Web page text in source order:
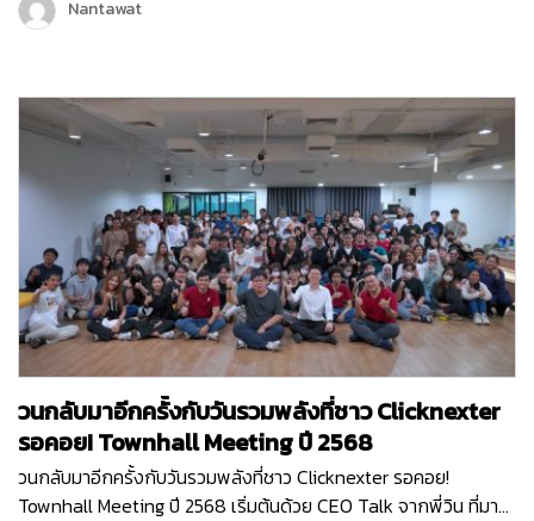
กิจกรรมมากมายทั้งช่วงกลางวันและกลางคืน เพื่อให้พนักงานได้
กระชับมิตร เติมเต็มพลังงาน จุดไฟแห่งการทำงานขึ้นมาใหม่ เพราะ
Reignite…
Nantawat
วนกลับมาอีกครั้งกับวันรวมพลังที่ชาว Clicknexter
รอคอย! Townhall Meeting ปี 2568
วนกลับมาอีกครั้งกับวันรวมพลังที่ชาว Clicknexter รอคอย!
Townhall Meeting ปี 2568 เริ่มต้นด้วย CEO Talk จากพี่วิน ที่มา